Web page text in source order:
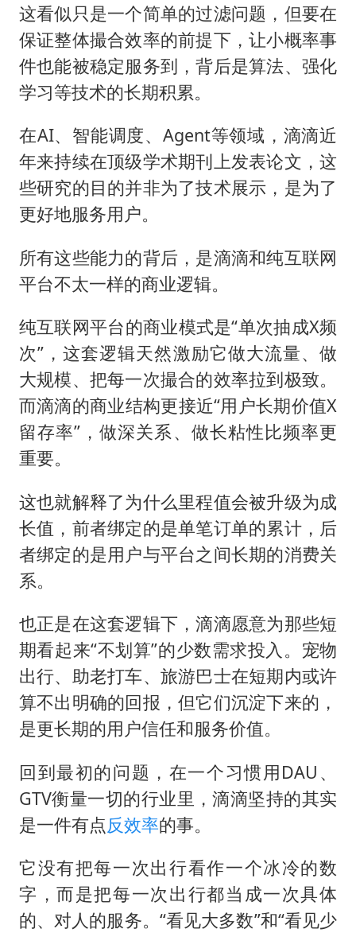
这看似只是一个简单的过滤问题，但要在
保证整体撮合效率的前提下，让小概率事
件也能被稳定服务到，背后是算法、强化
学习等技术的长期积累。
在AI、智能调度、Agent等领域，滴滴近
年来持续在顶级学术期刊上发表论文，这
些研究的目的并非为了技术展示，是为了
更好地服务用户。
所有这些能力的背后，是滴滴和纯互联网
平台不太一样的商业逻辑。
纯互联网平台的商业模式是“单次抽成X频
次”，这套逻辑天然激励它做大流量、做
大规模、把每一次撮合的效率拉到极致。
而滴滴的商业结构更接近“用户长期价值X
留存率”，做深关系、做长粘性比频率更
重要。
这也就解释了为什么里程值会被升级为成
长值，前者绑定的是单笔订单的累计，后
者绑定的是用户与平台之间长期的消费关
系。
也正是在这套逻辑下，滴滴愿意为那些短
期看起来“不划算”的少数需求投入。宠物
出行、助老打车、旅游巴士在短期内或许
算不出明确的回报，但它们沉淀下来的，
是更长期的用户信任和服务价值。
回到最初的问题，在一个习惯用DAU、
GTV衡量一切的行业里，滴滴坚持的其实
是一件有点反效率的事。
它没有把每一次出行看作一个冰冷的数
字，而是把每一次出行都当成一次具体
的、对人的服务。“看见大多数”和“看见少